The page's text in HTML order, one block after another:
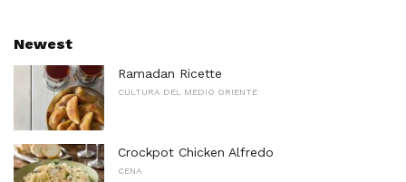
Newest
Ramadan Ricette
CULTURA DEL MEDIO ORIENTE
Crockpot Chicken Alfredo
CENA